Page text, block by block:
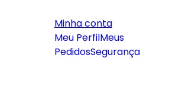
Minha conta
Meu PerfilMeus
PedidosSegurança